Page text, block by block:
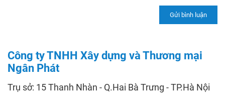
Công ty TNHH Xây dựng và Thương mại
Ngân Phát
Trụ sở: 15 Thanh Nhàn - Q.Hai Bà Trưng - TP.Hà Nội